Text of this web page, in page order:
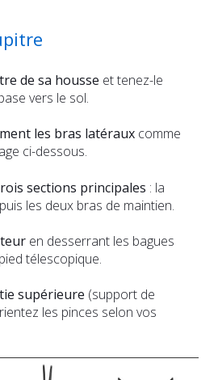
de sa housse et tenez-le
vers le sol.
les bras latéraux comme
ci-dessous.
sections principales : la
les deux bras de maintien.
en desserrant les bagues
télescopique.
supérieure (support de
les pinces selon vos